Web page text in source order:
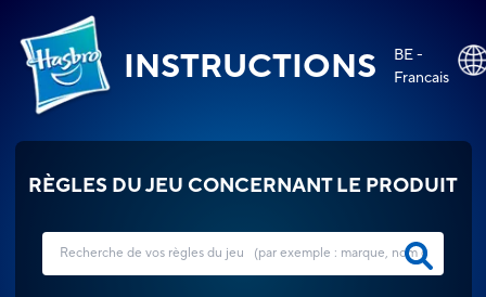
INSTRUCTIONS
BE -
Francais
RÈGLES DU JEU CONCERNANT LE PRODUIT